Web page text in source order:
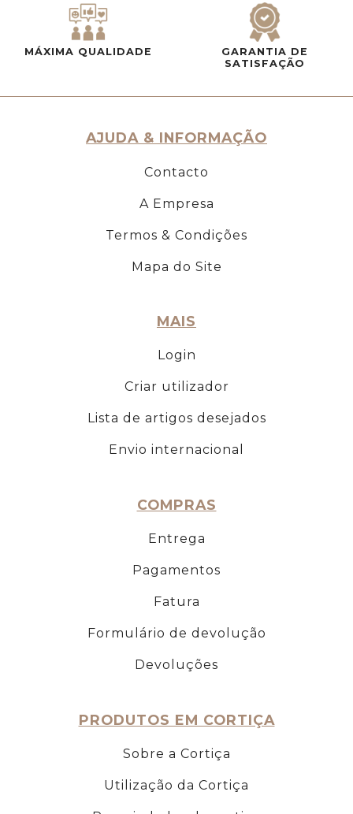
MÁXIMA QUALIDADE
GARANTIA DE
SATISFAÇÃO
AJUDA & INFORMAÇÃO
Contacto
A Empresa
Termos & Condições
Mapa do Site
MAIS
Login
Criar utilizador
Lista de artigos desejados
Envio internacional
COMPRAS
Entrega
Pagamentos
Fatura
Formulário de devolução
Devoluções
PRODUTOS EM CORTIÇA
Sobre a Cortiça
Utilização da Cortiça